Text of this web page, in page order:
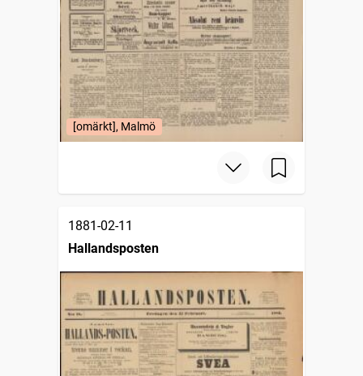
[omärkt], Malmö
1881-02-11
Hallandsposten